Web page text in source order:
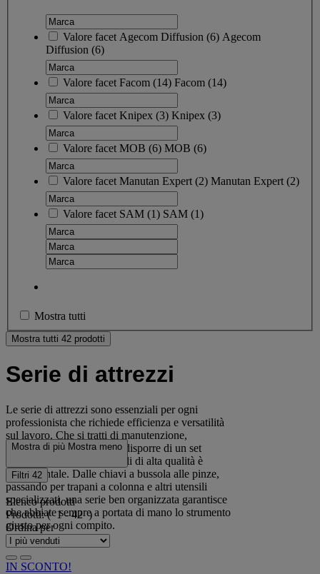
Valore facet Agecom Diffusion (6) Agecom
Diffusion (6)
Valore facet Facom (14) Facom (14)
Valore facet Knipex (3) Knipex (3)
Valore facet MOB (6) MOB (6)
Valore facet Manutan Expert (2) Manutan Expert (2)
Valore facet SAM (1) SAM (1)
Mostra tutti
Mostra tutti 42 prodotti
Serie di attrezzi
Le serie di attrezzi sono essenziali per ogni
professionista che richiede efficienza e versatilità
sul lavoro. Che si tratti di manutenzione,
riparazioni o installazioni, disporre di un set
completo di utensili manuali di alta qualità è
fondamentale. Dalle chiavi a bussola alle pinze,
passando per trapani a colonna e altri utensili
specializzati, una serie ben organizzata garantisce
che abbiate sempre a portata di mano lo strumento
giusto per ogni compito.
Mostra di più Mostra meno
Filtri 42
Elenco prodotti
Prodotti:( 1 - 42 )
Ordina per
IN SCONTO!